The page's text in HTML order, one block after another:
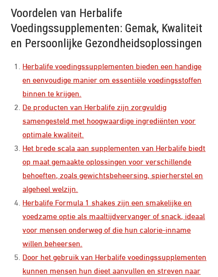
Voordelen van Herbalife
Voedingssupplementen: Gemak, Kwaliteit
en Persoonlijke Gezondheidsoplossingen
Herbalife voedingssupplementen bieden een handige
en eenvoudige manier om essentiële voedingsstoffen
binnen te krijgen.
De producten van Herbalife zijn zorgvuldig
samengesteld met hoogwaardige ingrediënten voor
optimale kwaliteit.
Het brede scala aan supplementen van Herbalife biedt
op maat gemaakte oplossingen voor verschillende
behoeften, zoals gewichtsbeheersing, spierherstel en
algeheel welzijn.
Herbalife Formula 1 shakes zijn een smakelijke en
voedzame optie als maaltijdvervanger of snack, ideaal
voor mensen onderweg of die hun calorie-inname
willen beheersen.
Door het gebruik van Herbalife voedingssupplementen
kunnen mensen hun dieet aanvullen en streven naar